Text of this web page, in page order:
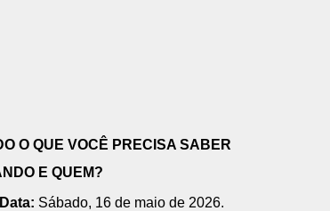
O QUE VOCÊ PRECISA SABER
E QUEM?
Data: Sábado, 16 de maio de 2026.